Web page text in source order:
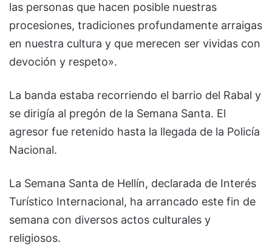
las personas que hacen posible nuestras
procesiones, tradiciones profundamente arraigas
en nuestra cultura y que merecen ser vividas con
devoción y respeto».
La banda estaba recorriendo el barrio del Rabal y
se dirigía al pregón de la Semana Santa. El
agresor fue retenido hasta la llegada de la Policía
Nacional.
La Semana Santa de Hellín, declarada de Interés
Turístico Internacional, ha arrancado este fin de
semana con diversos actos culturales y
religiosos.